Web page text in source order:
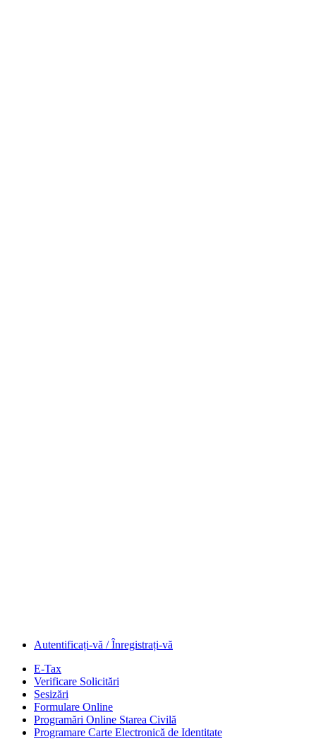
Autentificați-vă / Înregistrați-vă
E-Tax
Verificare Solicitări
Sesizări
Formulare Online
Programări Online Starea Civilă
Programare Carte Electronică de Identitate